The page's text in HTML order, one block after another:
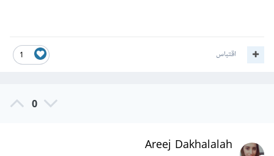
1 اقتباس
0
Areej Dakhalalah